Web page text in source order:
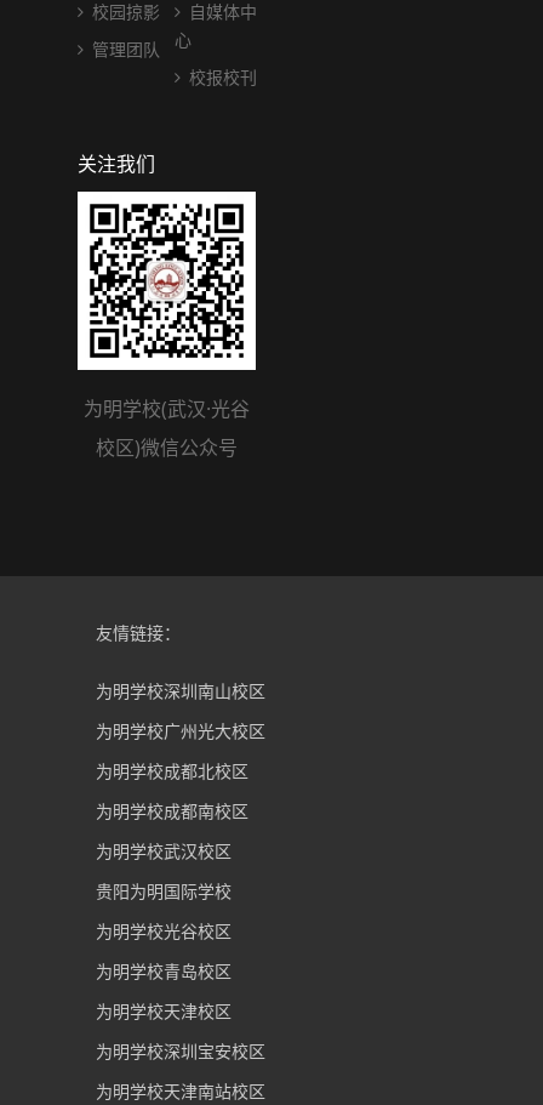
校园掠影
管理团队
自媒体中
心
校报校刊
关注我们
为明学校(武汉·光谷
校区)微信公众号
友情链接：
为明学校深圳南山校区
为明学校广州光大校区
为明学校成都北校区
为明学校成都南校区
为明学校武汉校区
贵阳为明国际学校
为明学校光谷校区
为明学校青岛校区
为明学校天津校区
为明学校深圳宝安校区
为明学校天津南站校区